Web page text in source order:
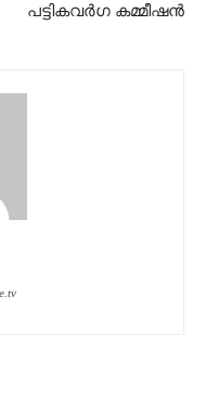
പട്ടികവർഗ കമ്മീഷൻ